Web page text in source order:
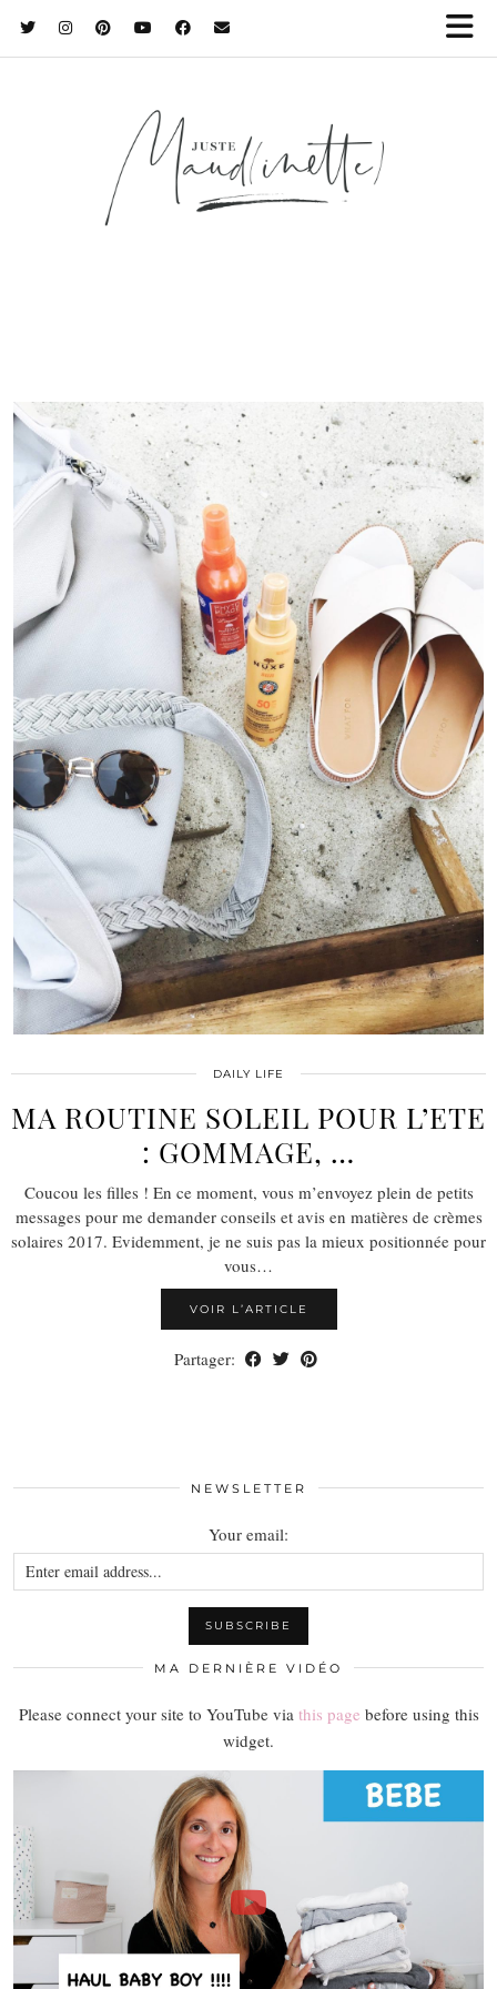
DAILY LIFE
MA ROUTINE SOLEIL POUR L’ETE
: GOMMAGE, …
Coucou les filles ! En ce moment, vous m’envoyez plein de petits
messages pour me demander conseils et avis en matières de crèmes
solaires 2017. Evidemment, je ne suis pas la mieux positionnée pour
vous…
VOIR L’ARTICLE
Partager:
NEWSLETTER
Your email:
MA DERNIÈRE VIDÉO
Please connect your site to YouTube via this page before using this
widget.